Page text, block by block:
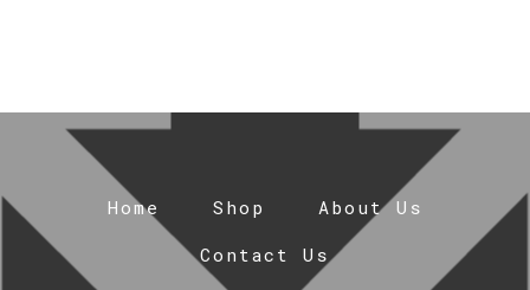
Home Shop
About Us
Contact Us